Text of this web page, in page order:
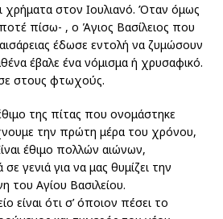
χρήματα στον Ιουλιανό. Όταν όμως
πίσω- , ο Άγιος Βασίλειος που
έδωσε εντολή να ζυμώσουν
έβαλε ένα νόμισμα ή χρυσαφικό.
στους φτωχούς.
της πίτας που ονομάστηκε
την πρώτη μέρα του χρόνου,
έθιμο πολλών αιώνων,
γενιά για να μας θυμίζει την
του Αγίου Βασιλείου.
είναι ότι σ’ όποιον πέσει το